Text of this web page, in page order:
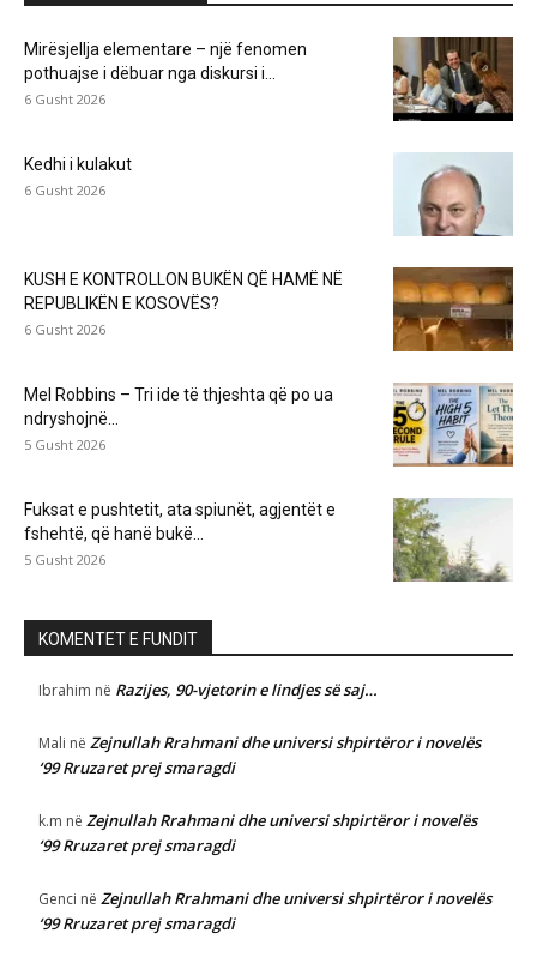
Mirësjellja elementare – një fenomen
pothuajse i dëbuar nga diskursi i...
6 Gusht 2026
Kedhi i kulakut
6 Gusht 2026
KUSH E KONTROLLON BUKËN QË HAMË NË
REPUBLIKËN E KOSOVËS?
6 Gusht 2026
Mel Robbins – Tri ide të thjeshta që po ua
ndryshojnë...
5 Gusht 2026
Fuksat e pushtetit, ata spiunët, agjentët e
fshehtë, që hanë bukë...
5 Gusht 2026
KOMENTET E FUNDIT
Ibrahim në Razijes, 90-vjetorin e lindjes së saj…
Mali në Zejnullah Rrahmani dhe universi shpirtëror i novelës
‘99 Rruzaret prej smaragdi
k.m në Zejnullah Rrahmani dhe universi shpirtëror i novelës
‘99 Rruzaret prej smaragdi
Genci në Zejnullah Rrahmani dhe universi shpirtëror i novelës
‘99 Rruzaret prej smaragdi